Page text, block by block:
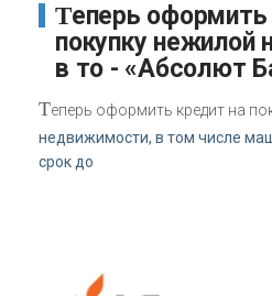
Теперь оформить кредит на
покупку нежилой
в то - «Абсолют
Теперь оформить кредит на
недвижимости, в том числе
срок до